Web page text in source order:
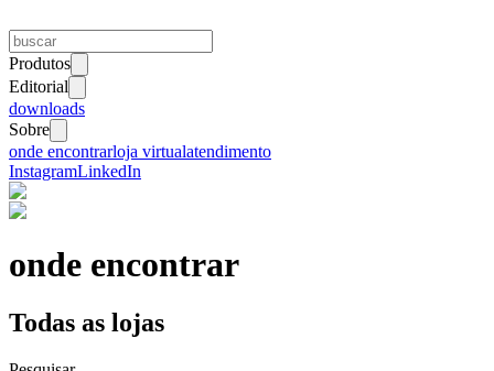
Produtos
Editorial
downloads
Sobre
onde encontrarloja virtualatendimento
InstagramLinkedIn
onde encontrar
Todas as lojas